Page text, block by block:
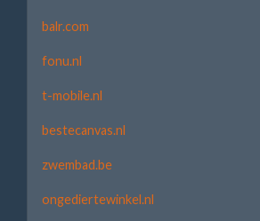
balr.com
fonu.nl
t-mobile.nl
bestecanvas.nl
zwembad.be
ongediertewinkel.nl